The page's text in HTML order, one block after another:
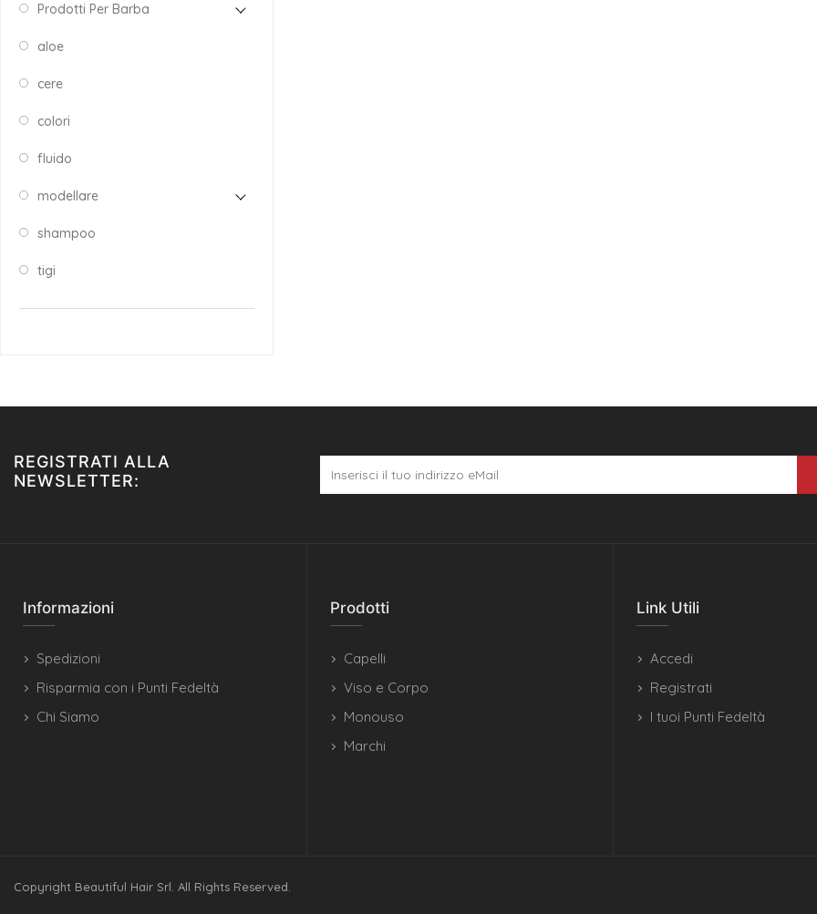
Prodotti Per Barba
aloe
cere
colori
fluido
modellare
shampoo
tigi
REGISTRATI ALLA
NEWSLETTER:
Informazioni
Spedizioni
Risparmia con i Punti Fedeltà
Chi Siamo
Prodotti
Capelli
Viso e Corpo
Monouso
Marchi
Link Utili
Accedi
Registrati
I tuoi Punti Fedeltà
Copyright Beautiful Hair Srl. All Rights Reserved.